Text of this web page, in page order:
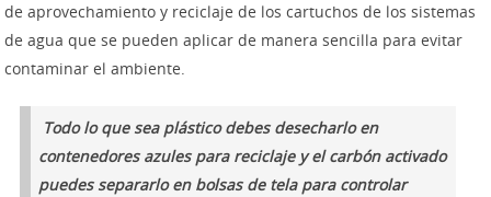
de aprovechamiento y reciclaje de los cartuchos de los sistemas
de agua que se pueden aplicar de manera sencilla para evitar
contaminar el ambiente.
Todo lo que sea plástico debes desecharlo en
contenedores azules para reciclaje y el carbón activado
puedes separarlo en bolsas de tela para controlar